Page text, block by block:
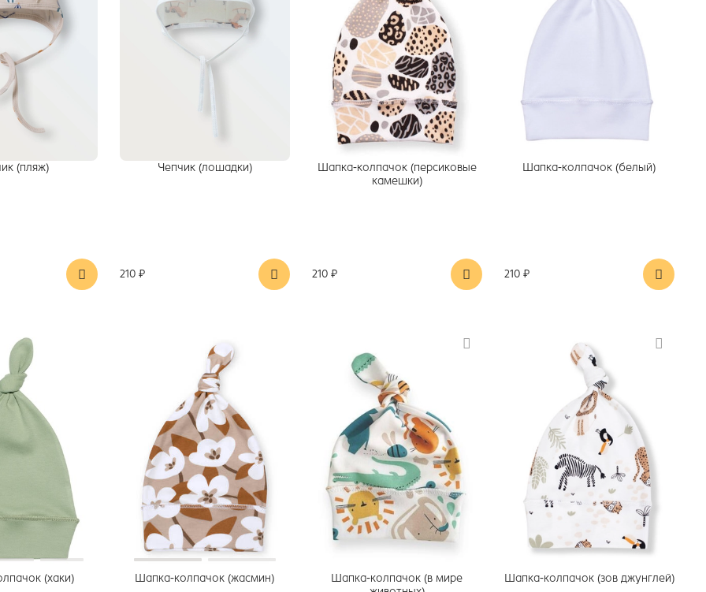
(пляж) Чепчик (лошадки)
210 ₽
Шапка-колпачок (персиковые
камешки)
210 ₽
Шапка-колпачок (белый)
210 ₽
(хаки) Шапка-колпачок (жасмин)
Шапка-колпачок (в мире
Шапка-колпачок (зов джунглей)